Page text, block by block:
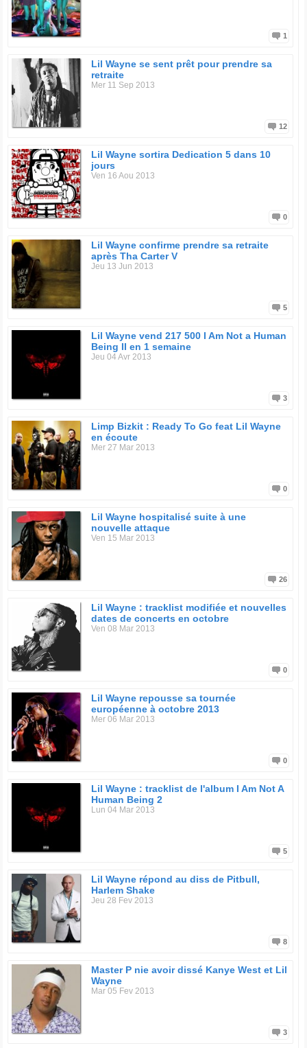
1
Lil Wayne se sent prêt pour prendre sa
retraite
Mer 11 Sep 2013
12
Lil Wayne sortira Dedication 5 dans 10
jours
Ven 16 Aou 2013
0
Lil Wayne confirme prendre sa retraite
après Tha Carter V
Jeu 13 Jun 2013
5
Lil Wayne vend 217 500 I Am Not a Human
Being II en 1 semaine
Jeu 04 Avr 2013
3
Limp Bizkit : Ready To Go feat Lil Wayne
en écoute
Mer 27 Mar 2013
0
Lil Wayne hospitalisé suite à une
nouvelle attaque
Ven 15 Mar 2013
26
Lil Wayne : tracklist modifiée et nouvelles
dates de concerts en octobre
Ven 08 Mar 2013
0
Lil Wayne repousse sa tournée
européenne à octobre 2013
Mer 06 Mar 2013
0
Lil Wayne : tracklist de l'album I Am Not A
Human Being 2
Lun 04 Mar 2013
5
Lil Wayne répond au diss de Pitbull,
Harlem Shake
Jeu 28 Fev 2013
8
Master P nie avoir dissé Kanye West et Lil
Wayne
Mar 05 Fev 2013
3